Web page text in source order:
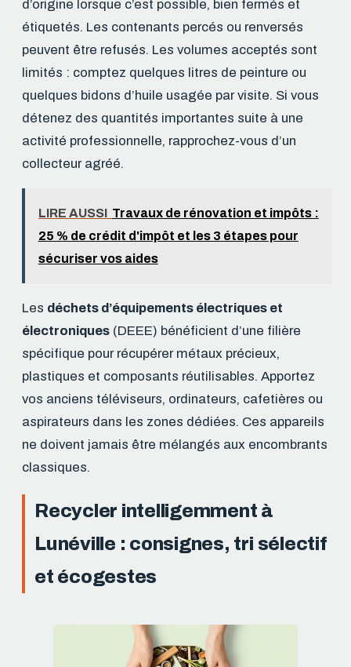
d’origine lorsque c’est possible, bien fermés et
étiquetés. Les contenants percés ou renversés
peuvent être refusés. Les volumes acceptés sont
limités : comptez quelques litres de peinture ou
quelques bidons d’huile usagée par visite. Si vous
détenez des quantités importantes suite à une
activité professionnelle, rapprochez-vous d’un
collecteur agréé.
LIRE AUSSI Travaux de rénovation et impôts :
25 % de crédit d'impôt et les 3 étapes pour
sécuriser vos aides
Les déchets d’équipements électriques et
électroniques (DEEE) bénéficient d’une filière
spécifique pour récupérer métaux précieux,
plastiques et composants réutilisables. Apportez
vos anciens téléviseurs, ordinateurs, cafetières ou
aspirateurs dans les zones dédiées. Ces appareils
ne doivent jamais être mélangés aux encombrants
classiques.
Recycler intelligemment à
Lunéville : consignes, tri sélectif
et écogestes